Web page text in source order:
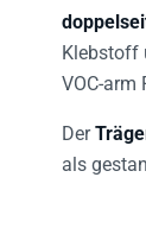
Klebstoff
VOC-arm
Der
als